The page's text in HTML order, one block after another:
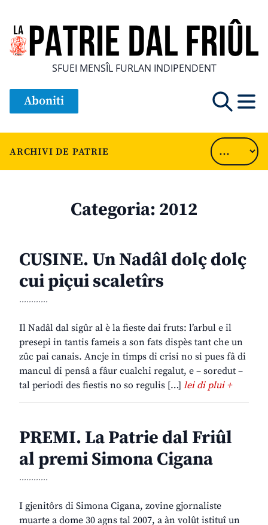
SFUEI MENSÎL FURLAN INDIPENDENT
Aboniti
ARCHIVI DE PATRIE
Categoria: 2012
CUSINE. Un Nadâl dolç dolç
cui piçui scaletîrs
............
Il Nadâl dal sigûr al è la fieste dai fruts: l’arbul e il
presepi in tantis fameis a son fats dispès tant che un
zûc pai canais. Ancje in timps di crisi no si pues fâ di
mancul di pensâ a fâur cualchi regalut, e – soredut –
tal periodi des fiestis no so regulis […] lei di plui +
PREMI. La Patrie dal Friûl
al premi Simona Cigana
............
I gjenitôrs di Simona Cigana, zovine gjornaliste
muarte a dome 30 agns tal 2007, a àn volût istituî un